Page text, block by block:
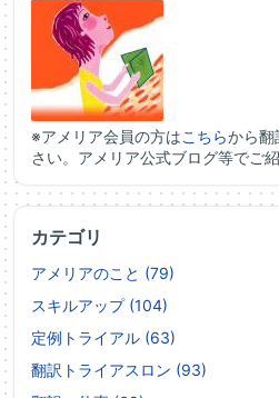
※アメリア会員の方はこちらから翻
さい。アメリア公式ブログ等でご
カテゴリ
アメリアのこと (79)
スキルアップ (104)
定例トライアル (63)
翻訳トライアスロン (93)